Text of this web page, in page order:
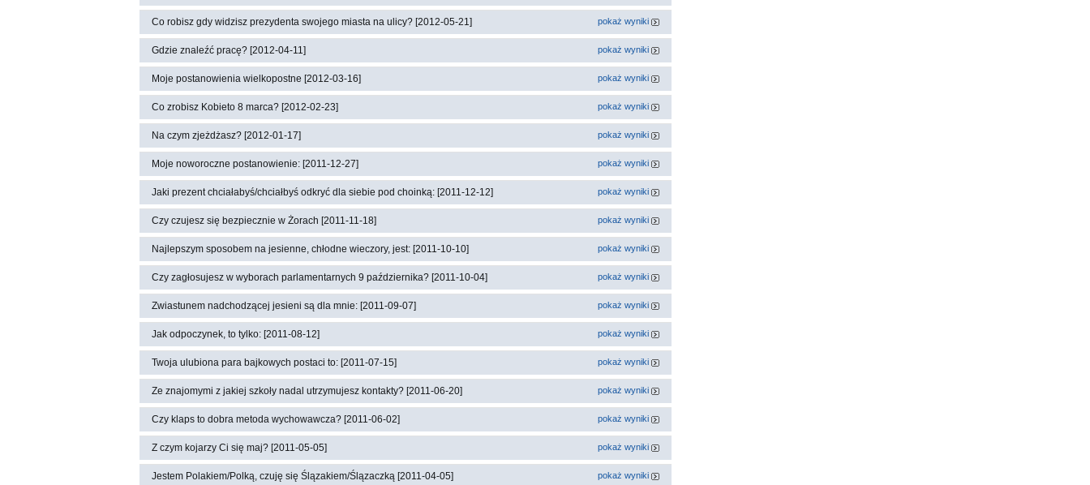
Co robisz gdy widzisz prezydenta swojego miasta na ulicy? [2012-05-21] pokaż wyniki
Gdzie znaleźć pracę? [2012-04-11] pokaż wyniki
Moje postanowienia wielkopostne [2012-03-16] pokaż wyniki
Co zrobisz Kobieto 8 marca? [2012-02-23] pokaż wyniki
Na czym zjeżdżasz? [2012-01-17] pokaż wyniki
Moje noworoczne postanowienie: [2011-12-27] pokaż wyniki
Jaki prezent chciałabyś/chciałbyś odkryć dla siebie pod choinką: [2011-12-12] pokaż wyniki
Czy czujesz się bezpiecznie w Żorach [2011-11-18] pokaż wyniki
Najlepszym sposobem na jesienne, chłodne wieczory, jest: [2011-10-10] pokaż wyniki
Czy zagłosujesz w wyborach parlamentarnych 9 października? [2011-10-04] pokaż wyniki
Zwiastunem nadchodzącej jesieni są dla mnie: [2011-09-07] pokaż wyniki
Jak odpoczynek, to tylko: [2011-08-12] pokaż wyniki
Twoja ulubiona para bajkowych postaci to: [2011-07-15] pokaż wyniki
Ze znajomymi z jakiej szkoły nadal utrzymujesz kontakty? [2011-06-20] pokaż wyniki
Czy klaps to dobra metoda wychowawcza? [2011-06-02] pokaż wyniki
Z czym kojarzy Ci się maj? [2011-05-05] pokaż wyniki
Jestem Polakiem/Polką, czuję się Ślązakiem/Ślązaczką [2011-04-05] pokaż wyniki